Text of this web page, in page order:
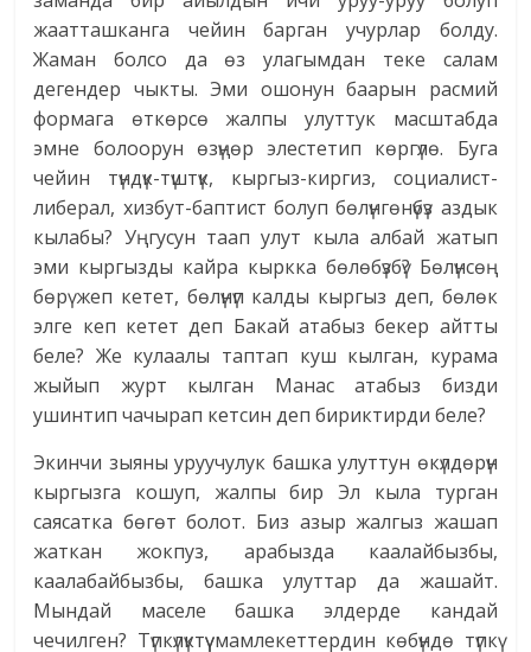
жаатташканга чейин барган учурлар болду.
Жаман болсо да өз улагымдан теке салам
дегендер чыкты. Эми ошонун баарын расмий
формага өткөрсө жалпы улуттук масштабда
эмне болоорун өзүңөр элестетип көргүлө. Буга
чейин түндүк-түштүк, кыргыз-киргиз, социалист-
либерал, хизбут-баптист болуп бөлүнгөнүбүз аздык
кылабы? Уңгусун таап улут кыла албай жатып
эми кыргызды кайра кыркка бөлөбүзбү? Бөлүнсөң
бөрү жеп кетет, бөлүнүп калды кыргыз деп, бөлөк
элге кеп кетет деп Бакай атабыз бекер айтты
беле? Же кулаалы таптап куш кылган, курама
жыйып журт кылган Манас атабыз бизди
ушинтип чачырап кетсин деп бириктирди беле?
Экинчи зыяны уруучулук башка улуттун өкүлдөрүн
кыргызга кошуп, жалпы бир Эл кыла турган
саясатка бөгөт болот. Биз азыр жалгыз жашап
жаткан жокпуз, арабызда каалайбызбы,
каалабайбызбы, башка улуттар да жашайт.
Мындай маселе башка элдерде кандай
чечилген? Түпкүлүктүү мамлекеттердин көбүндө түпкү